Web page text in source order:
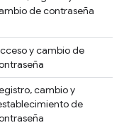
de contraseña
y cambio de
cambio y
de